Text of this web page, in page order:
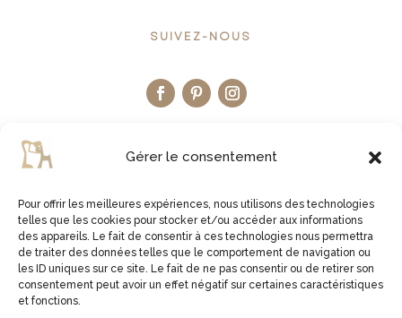
Gérer le consentement
Pour offrir les meilleures expériences, nous utilisons des technologies
telles que les cookies pour stocker et/ou accéder aux informations
des appareils. Le fait de consentir à ces technologies nous permettra
de traiter des données telles que le comportement de navigation ou
les ID uniques sur ce site. Le fait de ne pas consentir ou de retirer son
consentement peut avoir un effet négatif sur certaines caractéristiques
et fonctions.
SUIVEZ-NOUS
LA BOUTIQUE ETSY
JE VISITE LA BOUTIQUE